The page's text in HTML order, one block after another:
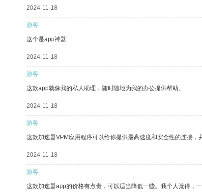
2024-11-18
游客
这个是app神器
2024-11-18
游客
这款app就像我的私人助理，随时随地为我的办公提供帮助。
2024-11-18
游客
这款加速器VPM应用程序可以给你提供最高速度和安全性的连接，
2024-11-18
游客
这款加速器app的价格有点贵，可以适当降低一些。我个人觉得，